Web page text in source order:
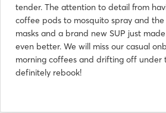
tender. The attention to detail from
coffee pods to mosquito spray and the
masks and a brand new SUP just
even better. We will miss our casual
morning coffees and drifting off under
definitely rebook!